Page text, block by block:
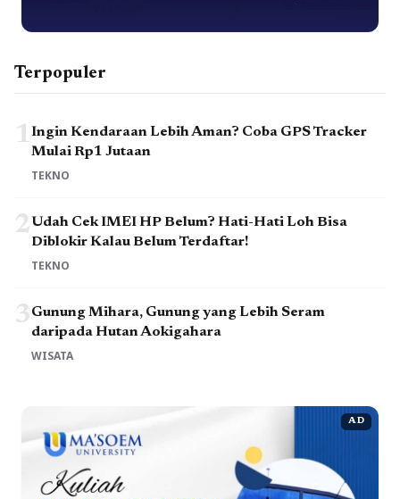
Terpopuler
1Ingin Kendaraan Lebih Aman? Coba GPS Tracker
Mulai Rp1 Jutaan
TEKNO
2Udah Cek IMEI HP Belum? Hati-Hati Loh Bisa
Diblokir Kalau Belum Terdaftar!
TEKNO
3Gunung Mihara, Gunung yang Lebih Seram
daripada Hutan Aokigahara
WISATA
AD